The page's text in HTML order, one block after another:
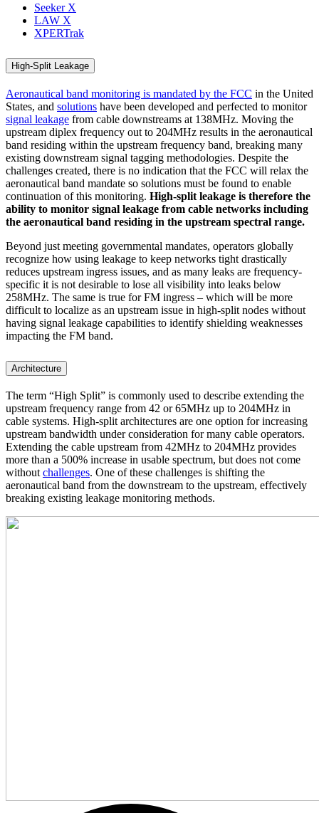
Seeker X
LAW X
XPERTrak
High-Split Leakage
Aeronautical band monitoring is mandated by the FCC in the United
States, and solutions have been developed and perfected to monitor
signal leakage from cable downstreams at 138MHz. Moving the
upstream diplex frequency out to 204MHz results in the aeronautical
band residing within the upstream frequency band, breaking many
existing downstream signal tagging methodologies. Despite the
challenges created, there is no indication that the FCC will relax the
aeronautical band mandate so solutions must be found to enable
continuation of this monitoring. High-split leakage is therefore the
ability to monitor signal leakage from cable networks including
the aeronautical band residing in the upstream spectral range.
Beyond just meeting governmental mandates, operators globally
recognize how using leakage to keep networks tight drastically
reduces upstream ingress issues, and as many leaks are frequency-
specific it is not desirable to lose all visibility into leaks below
258MHz. The same is true for FM ingress – which will be more
difficult to localize as an upstream issue in high-split nodes without
having signal leakage capabilities to identify shielding weaknesses
impacting the FM band.
Architecture
The term “High Split” is commonly used to describe extending the
upstream frequency range from 42 or 65MHz up to 204MHz in
cable systems. High-split architectures are one option for increasing
upstream bandwidth under consideration for many cable operators.
Extending the cable upstream from 42MHz to 204MHz provides
more than a 500% increase in usable spectrum, but does not come
withoutchallenges. One of these challenges is shifting the
aeronautical band from the downstream to the upstream, effectively
breaking existing leakage monitoring methods.